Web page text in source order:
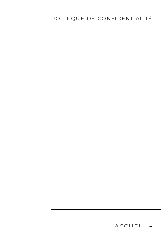
POLITIQUE DE CONFIDENTIALITÉ